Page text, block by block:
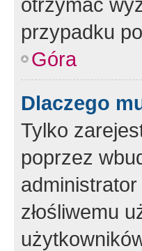
przypadku
Góra
Dlaczego
Tylko
poprzez
administrator
złośliwemu